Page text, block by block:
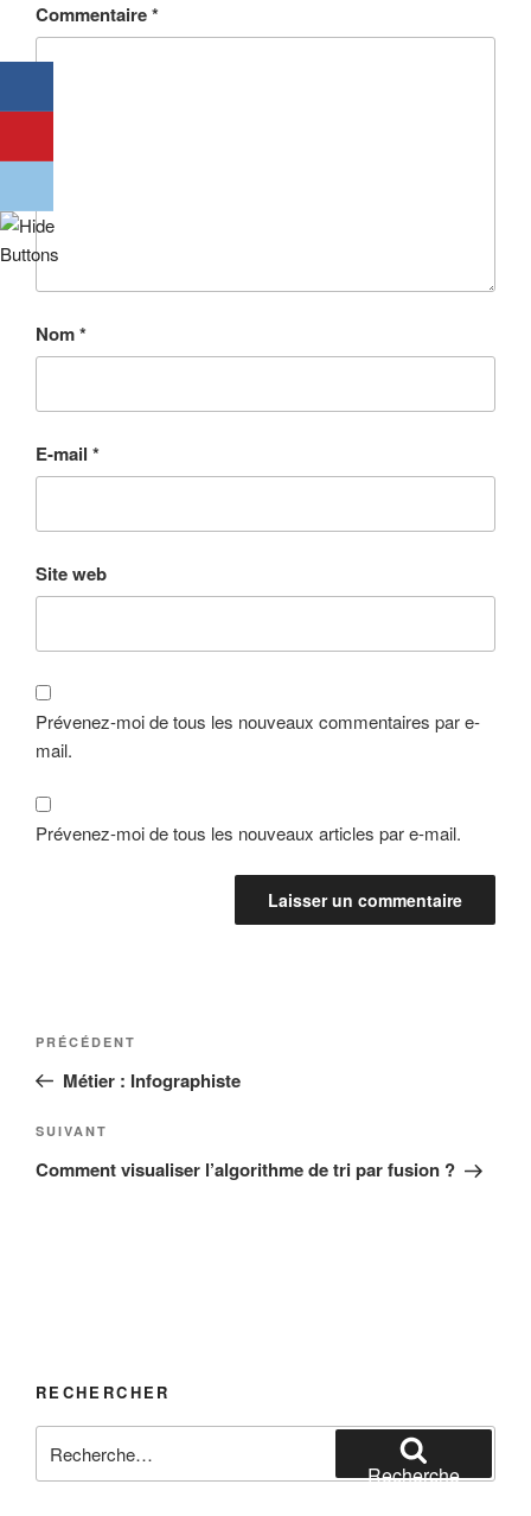
Commentaire*
Nom*
E-mail *
Site web
Prévenez-moi de tous les nouveaux commentaires par e-
mail.
Prévenez-moi de tous les nouveaux articles par e-mail.
Navigation
l’article
Article
précédent
PRÉCÉDENT
Métier : Infographiste
Article
suivant
SUIVANT
Comment visualiser l’algorithme de tri par fusion ?
RECHERCHER
pour
Recherche